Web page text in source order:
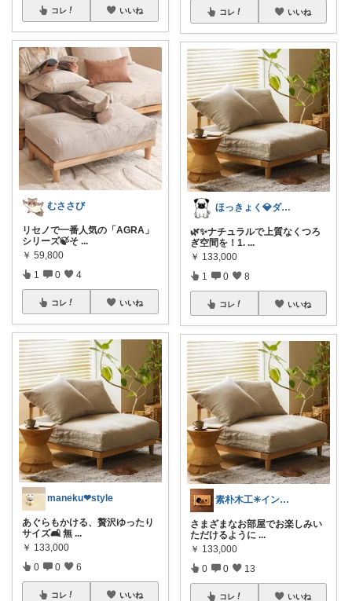
コレ いいね
むささび
リセノで一番人気の「AGRA」
シリーズ🍃そ ...
￥ 59,800
1 0 4
コレ いいね
maneku❤︎style
あぐらもかける、贅沢ゆったり
サイズ🛋️ 無 ...
￥ 133,000
0 0 6
コレ いいね
コレ いいね
ほっきょく💎ダイヤモンド会員💎
🌿✨ナチュラルで上質なくつろ
ぎ空間を！1. ...
￥ 133,000
1 0 8
コレ いいね
素朴木工✳︎インテリア
さまざまなお部屋でお楽しみい
ただけるように ...
￥ 133,000
0 0 13
コレ いいね